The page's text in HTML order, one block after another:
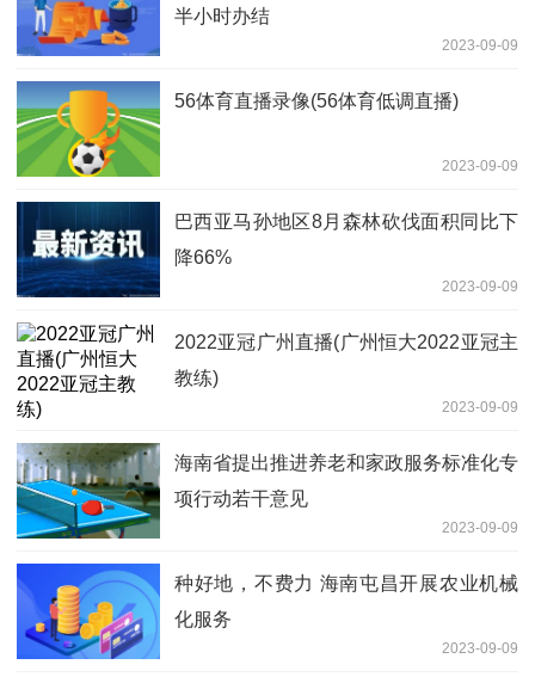
半小时办结
2023-09-09
56体育直播录像(56体育低调直播)
2023-09-09
巴西亚马孙地区8月森林砍伐面积同比下
降66%
2023-09-09
2022亚冠广州直播(广州恒大2022亚冠主
教练)
2023-09-09
海南省提出推进养老和家政服务标准化专
项行动若干意见
2023-09-09
种好地，不费力 海南屯昌开展农业机械
化服务
2023-09-09